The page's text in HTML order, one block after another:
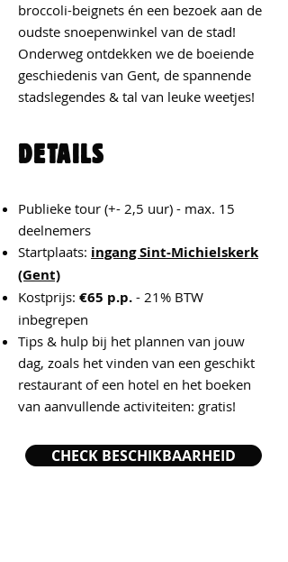
broccoli-beignets én een bezoek aan de
oudste snoepenwinkel van de stad!
Onderweg ontdekken we de boeiende
geschiedenis van Gent, de spannende
stadslegendes & tal van leuke weetjes!
DETAILS
Publieke tour (+- 2,5 uur) - max. 15
deelnemers
Startplaats: ingang Sint-Michielskerk
(Gent)
Kostprijs: €65 p.p. - 21% BTW
inbegrepen
Tips & hulp bij het plannen van jouw
dag, zoals het vinden van een geschikt
restaurant of een hotel en het boeken
van aanvullende activiteiten: gratis!
CHECK BESCHIKBAARHEID